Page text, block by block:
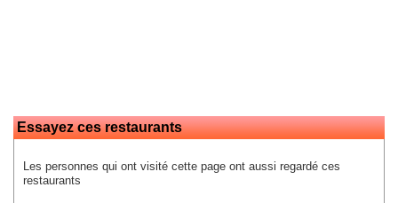
Essayez ces restaurants
Les personnes qui ont visité cette page ont aussi regardé ces
restaurants